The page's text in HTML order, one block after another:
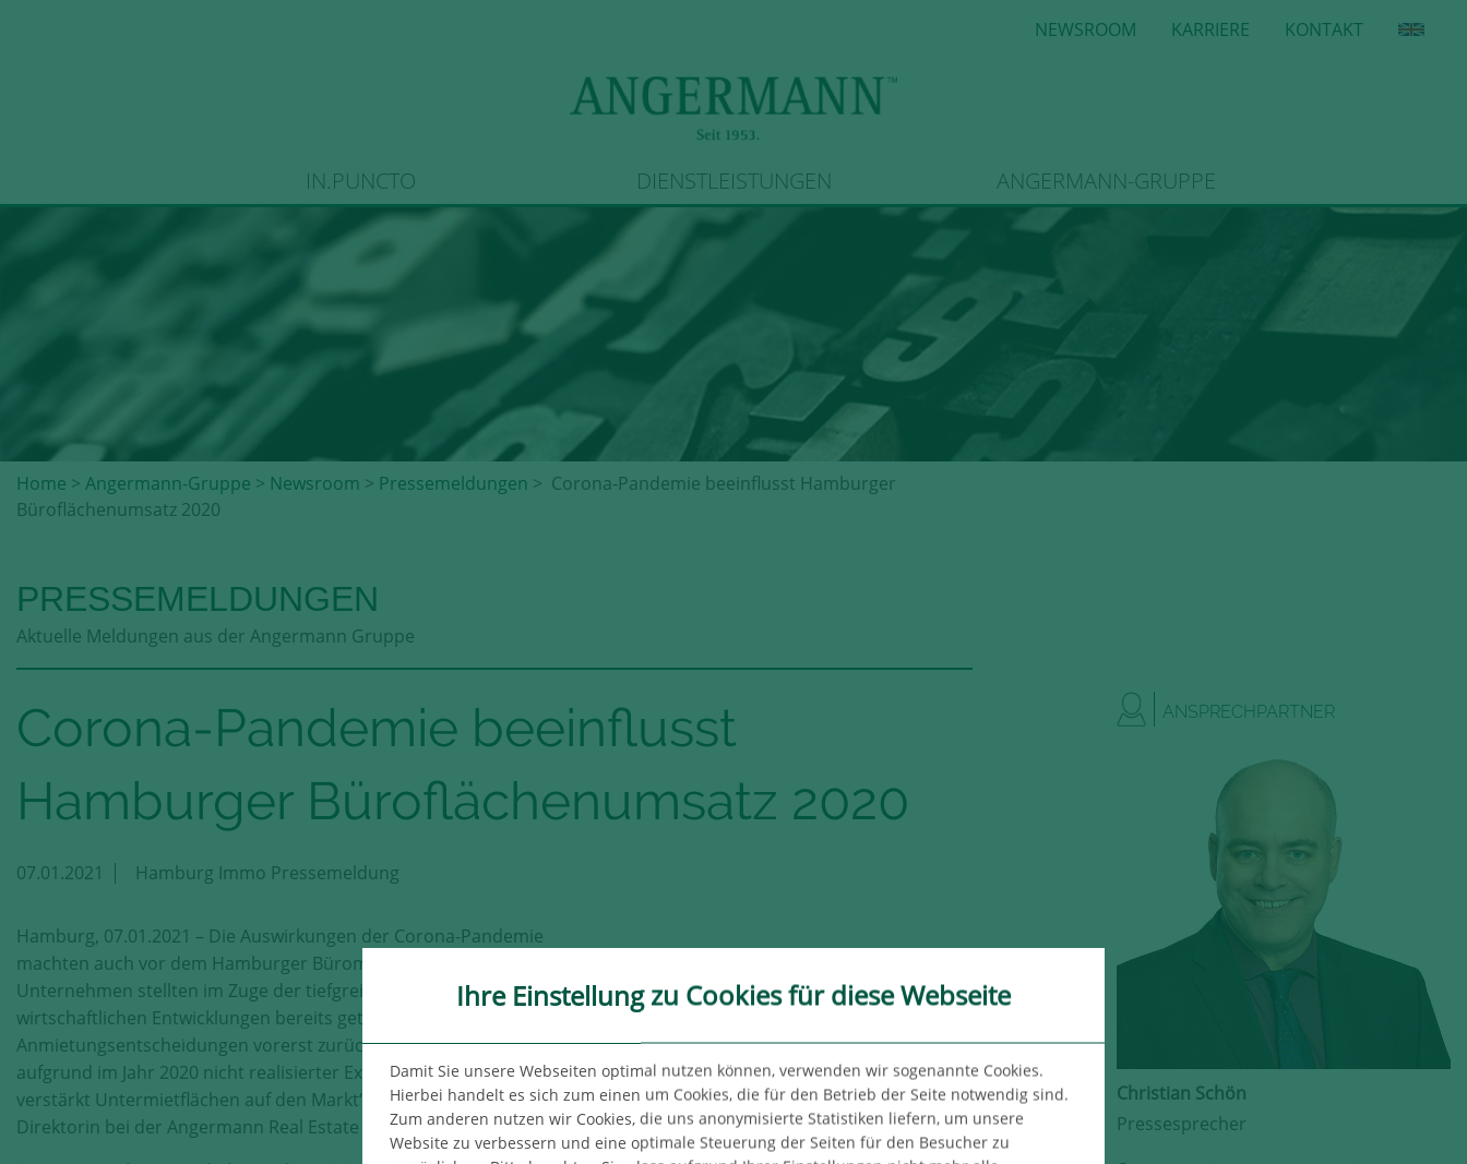
NEWSROOM KARRIERE KONTAKT
IN.PUNCTO DIENSTLEISTUNGEN ANGERMANN-GRUPPE
Home > Angermann-Gruppe > Newsroom > Pressemeldungen > Corona-Pandemie beeinflusst Hamburger
Büroflächenumsatz 2020
PRESSEMELDUNGEN
Aktuelle Meldungen aus der Angermann Gruppe
Corona-Pandemie beeinflusst
Hamburger Büroflächenumsatz 2020
07.01.2021 Hamburg Immo Pressemeldung
Hamburg, 07.01.2021 – Die Auswirkungen der Corona-Pandemie
machten auch vor dem Hamburger Büromarkt nicht Halt. „Viele
Unternehmen stellten im Zuge der tiefgreifenden
wirtschaftlichen Entwicklungen bereits getroffene
Anmietungsentscheidungen vorerst zurück. Auch kamen
aufgrund im Jahr 2020 nicht realisierter Expansionspläne
verstärkt Untermietflächen auf den Markt“, erklärt Pia Baguhn,
Direktorin bei der Angermann Real Estate Advisory AG.
ANSPRECHPARTNER
Christian Schön
Pressesprecher
Ihre Einstellung zu Cookies für diese Webseite
Damit Sie unsere Webseiten optimal nutzen können, verwenden wir sogenannte Cookies.
Hierbei handelt es sich zum einen um Cookies, die für den Betrieb der Seite notwendig sind.
Zum anderen nutzen wir Cookies, die uns anonymisierte Statistiken liefern, um unsere
Website zu verbessern und eine optimale Steuerung der Seiten für den Besucher zu